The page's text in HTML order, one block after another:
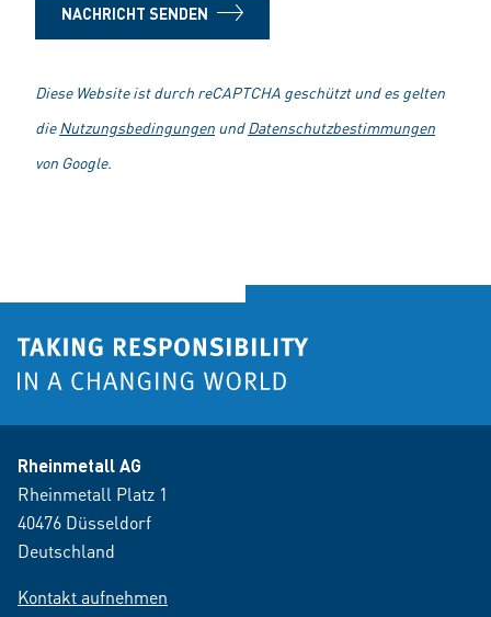
NACHRICHT SENDEN
Diese Website ist durch reCAPTCHA geschützt und es gelten
dieNutzungsbedingungen undDatenschutzbestimmungen
von Google.
Rheinmetall AG
Rheinmetall Platz 1
40476 Düsseldorf
Deutschland
Kontakt aufnehmen